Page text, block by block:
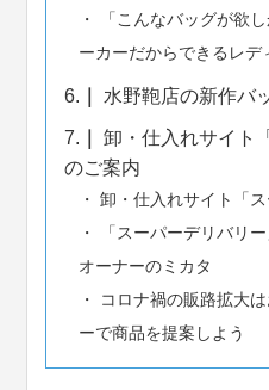
「こんなバッグが欲
ーカーだからできるレデ
6. 水野鞄店の新作バ
7.
卸・仕入れサイト
のご案内
卸・仕入れサイト「
「スーパーデリバリ
オーナーのミカタ
コロナ禍の販路拡大
ーで商品を提案しよう